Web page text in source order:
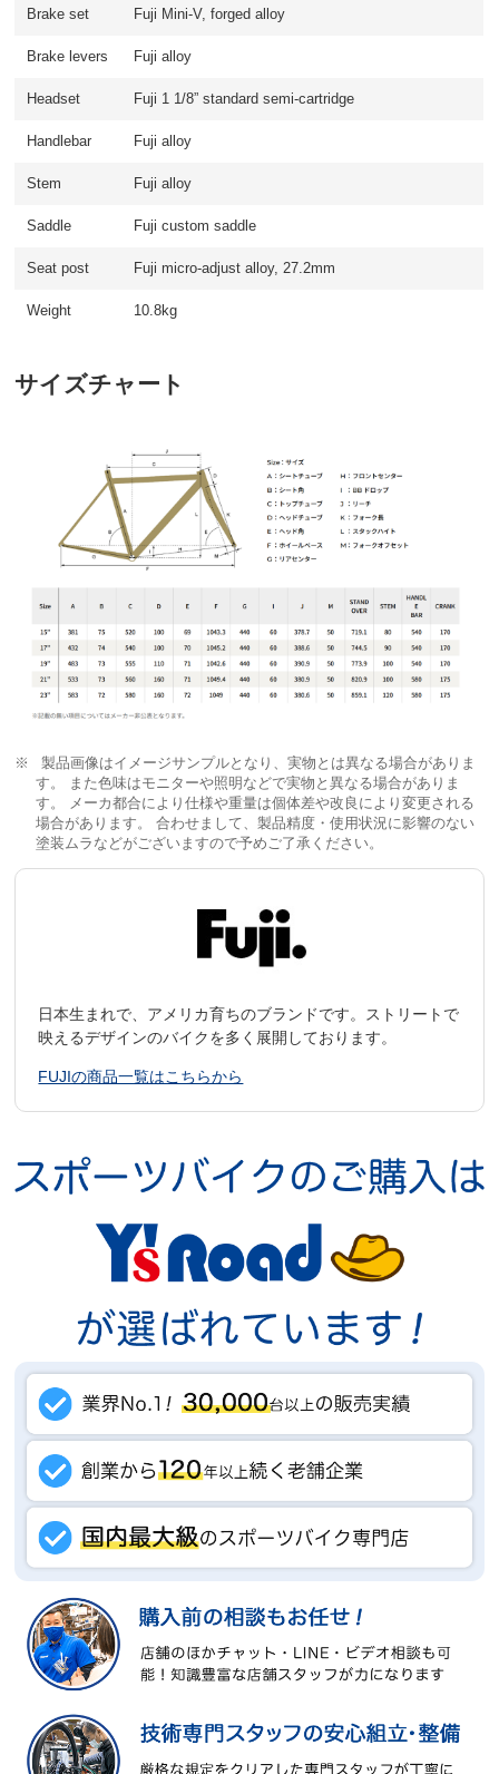
Brake set Fuji Mini-V, forged alloy
Brake levers Fuji alloy
Headset Fuji 1 1/8” standard semi-cartridge
Handlebar Fuji alloy
Stem Fuji alloy
Saddle Fuji custom saddle
Seat post Fuji micro-adjust alloy, 27.2mm
Weight 10.8kg
サイズチャート
製品画像はイメージサンプルとなり、実物とは異なる場合がありま
す。 また色味はモニターや照明などで実物と異なる場合がありま
す。 メーカ都合により仕様や重量は個体差や改良により変更される
場合があります。 合わせまして、製品精度・使用状況に影響のない
塗装ムラなどがございますので予めご了承ください。
日本生まれで、アメリカ育ちのブランドです。ストリートで
映えるデザインのバイクを多く展開しております。
FUJIの商品一覧はこちらから